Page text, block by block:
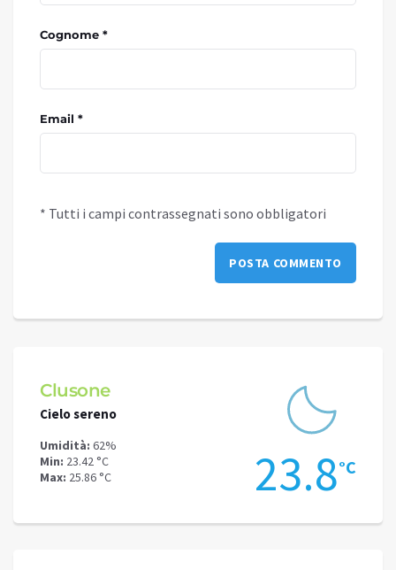
Cognome *
Email *
* Tutti i campi contrassegnati sono obbligatori
Clusone
Cielo sereno
Umidità: 62%
Min: 23.42 °C
Max: 25.86 °C 23.8°C